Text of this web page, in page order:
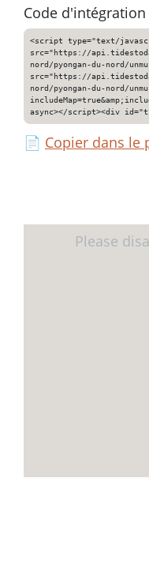
Code d'intégration
<script type="text/
src="https://
nord/pyongan-du-nord/
src="https://
nord/pyongan-du-nord/
async></script><div
📄 Copier dans le